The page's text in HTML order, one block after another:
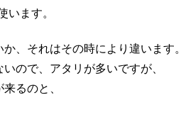
います。
、それはその時により違います。
ので、アタリが多いですが、
るのと、